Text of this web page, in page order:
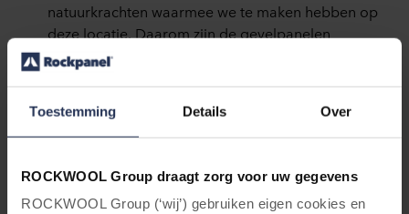
Toestemming Details Over
ROCKWOOL Group draagt zorg voor uw gegevens
ROCKWOOL Group (‘wij’) gebruiken eigen cookies en
natuurkrachten waarmee we te maken hebben op
deze locatie. Daarom zijn de gevelpanelen
steeds gemonteerd met een kleine overlap. De
installatie is ter plaatse uitgevoerd. Dat
verwerken en te hanteren zijn, maakte de
installatie zeker efficiëntier”, besluit